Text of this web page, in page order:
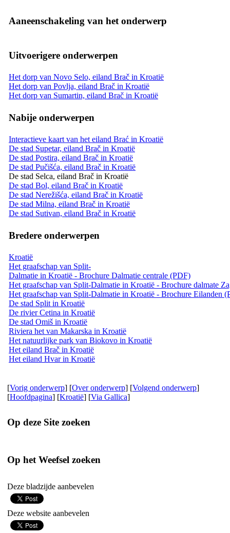
Aaneenschakeling van het onderwerp
Uitvoerigere onderwerpen
Het dorp van Novo Selo, eiland Brač in Kroatië
Het dorp van Povlja, eiland Brač in Kroatië
Het dorp van Sumartin, eiland Brač in Kroatië
Nabije onderwerpen
Interactieve kaart van het eiland Brać in Kroatië
De stad Supetar, eiland Brač in Kroatië
De stad Postira, eiland Brač in Kroatië
De stad Pučišća, eiland Brač in Kroatië
De stad Selca, eiland Brač in Kroatië
De stad Bol, eiland Brač in Kroatië
De stad Nerežišća, eiland Brač in Kroatië
De stad Milna, eiland Brač in Kroatië
De stad Sutivan, eiland Brač in Kroatië
Bredere onderwerpen
Kroatië
Het graafschap van Split-
Dalmatie in Kroatië - Brochure Dalmatie centrale (PDF)
Het graafschap van Split-Dalmatie in Kroatië - Brochure dalmate
Het graafschap van Split-Dalmatie in Kroatië - Brochure Eilanden
De stad Split in Kroatië
De rivier Cetina in Kroatië
De stad Omiš in Kroatië
Riviera het van Makarska in Kroatië
Het natuurlijke park van Biokovo in Kroatië
Het eiland Brač in Kroatië
Het eiland Hvar in Kroatië
[Vorig onderwerp] [Over onderwerp] [Volgend onderwerp]
[Hoofdpagina] [Kroatië] [Via Gallica]
Op deze Site zoeken
Op het Weefsel zoeken
Deze bladzijde aanbevelen
Deze website aanbevelen